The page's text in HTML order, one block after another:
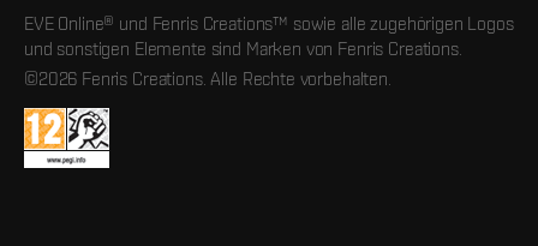
EVE Online® und Fenris Creations™ sowie alle zugehörigen Logos
und sonstigen Elemente sind Marken von Fenris Creations.
©2026 Fenris Creations. Alle Rechte vorbehalten.